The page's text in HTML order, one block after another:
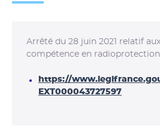
Arrêté du 28 juin 2021 relatif
compétence en radioprotection
https://
EXT000043727597